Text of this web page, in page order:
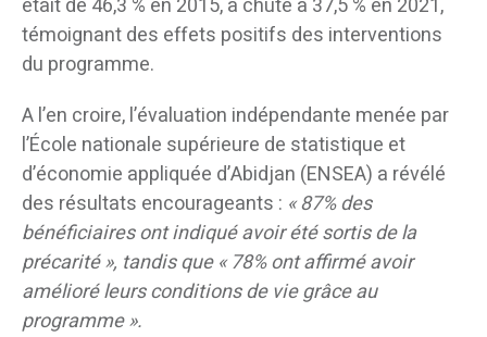
témoignant des effets positifs des interventions
du programme.
A l’en croire, l’évaluation indépendante menée par
l’École nationale supérieure de statistique et
d’économie appliquée d’Abidjan (ENSEA) a révélé
des résultats encourageants : « 87% des
bénéficiaires ont indiqué avoir été sortis de la
précarité », tandis que « 78% ont affirmé avoir
amélioré leurs conditions de vie grâce au
programme ».